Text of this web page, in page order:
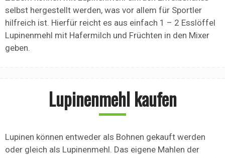
selbst hergestellt werden, was vor allem für Sportler
hilfreich ist. Hierfür reicht es aus einfach 1 – 2 Esslöffel
Lupinenmehl mit Hafermilch und Früchten in den Mixer
geben.
Lupinenmehl kaufen
Lupinen können entweder als Bohnen gekauft werden
oder gleich als Lupinenmehl. Das eigene Mahlen der